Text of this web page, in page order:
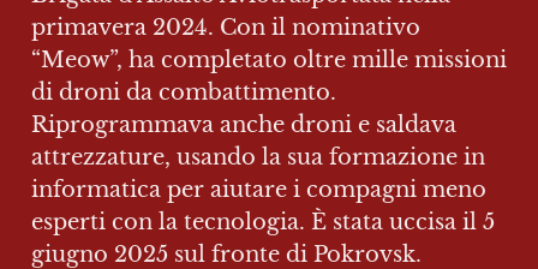
primavera 2024. Con il nominativo
“Meow”, ha completato oltre mille missioni
di droni da combattimento.
Riprogrammava anche droni e saldava
attrezzature, usando la sua formazione in
informatica per aiutare i compagni meno
esperti con la tecnologia. È stata uccisa il 5
giugno 2025 sul fronte di Pokrovsk.